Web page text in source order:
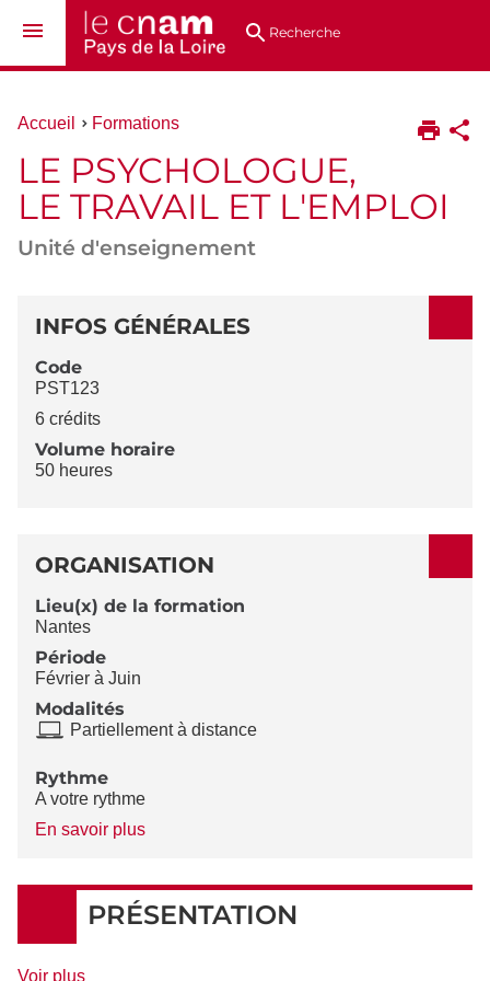
au
directsRecherche
Vous
Accueil Formations
LE PSYCHOLOGUE,
LE TRAVAIL ET L'EMPLOI
Unité d'enseignement
DÉTAILS
INFOS GÉNÉRALES
Code
PST123
6 crédits
Volume horaire
50 heures
ORGANISATION
Lieu(x) de la formation
Nantes
Période
Février à Juin
Modalités
Partiellement à distance
Rythme
A votre rythme
En savoir plusà
Rythme
PRÉSENTATION
Voir plusde